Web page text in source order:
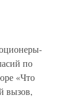
по
«Что
вызов,